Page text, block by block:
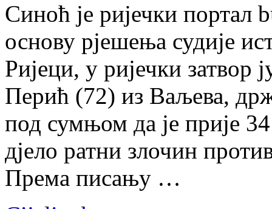
Синоћ је ријечки портал
основу рјешења судије
Ријеци, у ријечки
Перић (72) из Ваљева,
под сумњом да је прије
дјело ратни злочин
Према писању …